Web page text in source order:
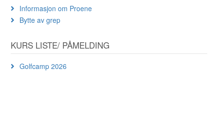
Informasjon om Proene
Bytte av grep
KURS LISTE/ PÅMELDING
Golfcamp 2026